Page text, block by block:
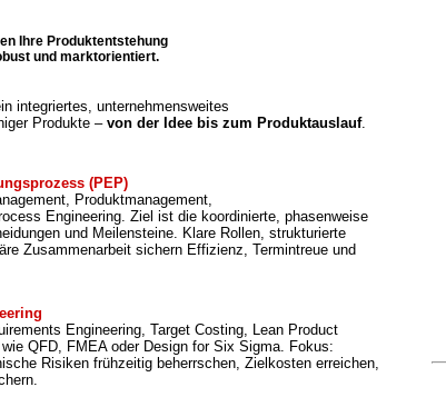
Ihre Produktentstehung
und marktorientiert.
integriertes, unternehmensweites
Produkte – von der Idee bis zum Produktauslauf.
(PEP)
Produktmanagement,
Engineering. Ziel ist die koordinierte, phasenweise
und Meilensteine. Klare Rollen, strukturierte
Zusammenarbeit sichern Effizienz, Termintreue und
Engineering, Target Costing, Lean Product
QFD, FMEA oder Design for Six Sigma. Fokus:
Risiken frühzeitig beherrschen, Zielkosten erreichen,